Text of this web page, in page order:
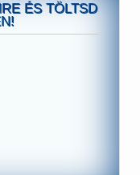
ÉS TÖLTSD